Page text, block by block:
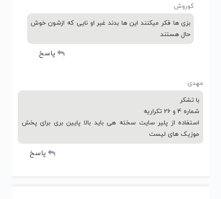
کوروش
بزی ها فکر میکنند این ها بدند غیر او نایی که ازشون خوش
حال هستند
پاسخ
مهدی
با تشکر
شماره 4 و 26 تکراریه
استفاده از پلیر سایت سخته هی باید بالا پایین بری برای پخش
موزیک های لیست
پاسخ